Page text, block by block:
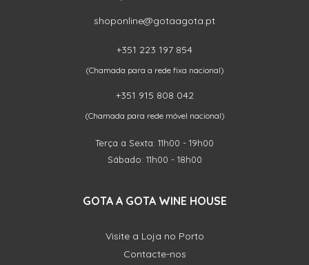
shoponline@gotaagota.pt
+351 223 197 854
(Chamada para a rede fixa nacional)
+351 915 808 042
(Chamada para rede móvel nacional)
Terça a Sexta: 11h00 - 19h00
Sábado: 11h00 - 18h00
GOTA A GOTA WINE HOUSE
Visite a Loja no Porto
Contacte-nos